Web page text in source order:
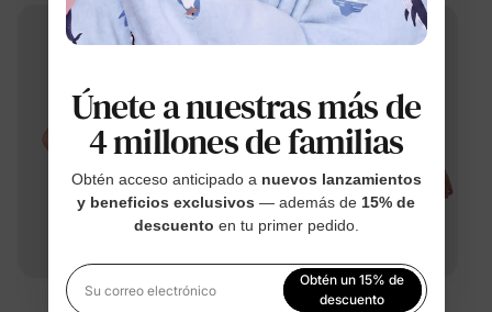
color blanco
™
Únete a nuestras más de
4 millones de familias
Obtén acceso anticipado a nuevos lanzamientos
y beneficios exclusivos — además de 15% de
descuento en tu primer pedido.
Su correo electrónico
Obtén un 15% de
descuento